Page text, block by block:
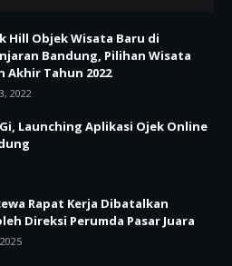
Hill Objek Wisata Baru di
Bandung, Pilihan Wisata
Akhir Tahun 2022
2022
Launching Aplikasi Ojek Online
Rapat Kerja Dibatalkan
Direksi Perumda Pasar Juara